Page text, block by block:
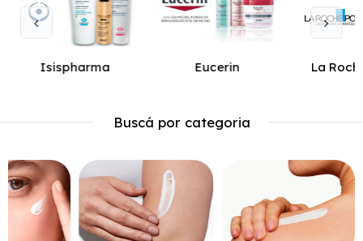
Isispharma Eucerin La
Buscá por categoria